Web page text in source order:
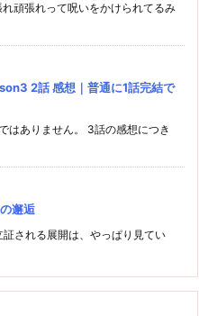
頑張れって呪いをかけられてるみ
2話 感想｜普通に1話完結で
はありません。 3話の感想につき
邂逅
される展開は、やっぱり見てい